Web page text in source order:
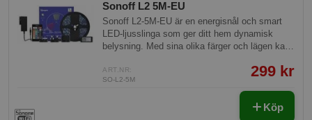
Sonoff L2 5M-EU
Sonoff L2-5M-EU är en energisnål och smart
LED-ljusslinga som ger ditt hem dynamisk
belysning. Med sina olika färger och lägen kan
tillfällen.
ART.NR:
SO-L2-5M
299 kr
Köp